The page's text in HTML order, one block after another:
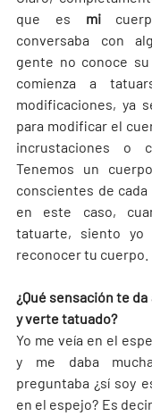
que es mi
conversaba con
gente no conoce
comienza a
modificaciones, ya
para modificar el
incrustaciones o
Tenemos un
conscientes de
en este caso,
tatuarte, siento yo
reconocer tu cuerpo.
¿Qué sensación te
y verte tatuado?
Yo me veía en el
y me daba
preguntaba ¿sí soy
en el espejo? Es